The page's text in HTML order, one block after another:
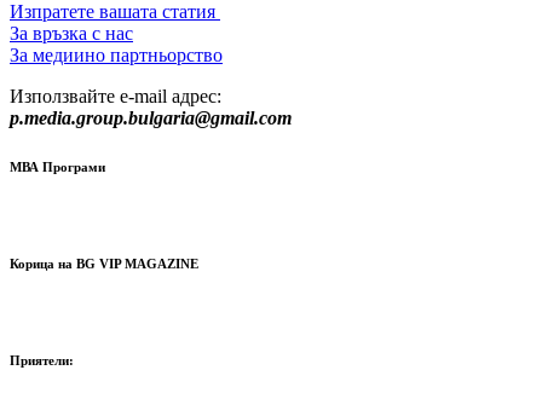
Изпратете вашата статия
За връзка с нас
За медиино партньорство
Използвайте e-mail адрес:
p.media.group.bulgaria@gmail.com
МВА Програми
Корица на BG VIP MAGAZINE
Приятели: